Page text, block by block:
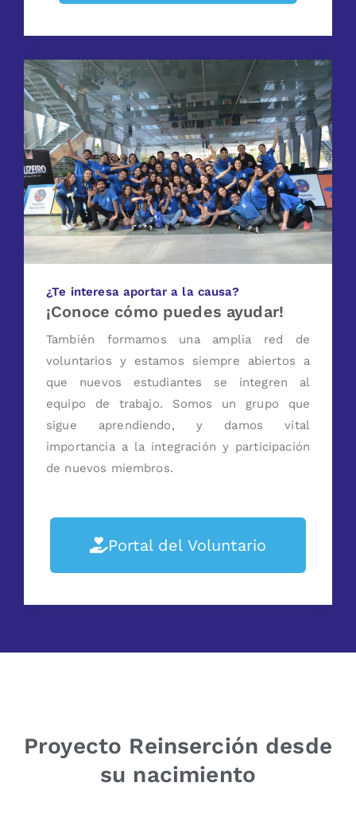
¿Te interesa aportar a la causa?
¡Conoce cómo puedes ayudar!
También formamos una amplia red de
voluntarios y estamos siempre abiertos a
que nuevos estudiantes se integren al
equipo de trabajo. Somos un grupo que
sigue aprendiendo, y damos vital
importancia a la integración y participación
de nuevos miembros.
Portal del Voluntario
Proyecto Reinserción desde
su nacimiento